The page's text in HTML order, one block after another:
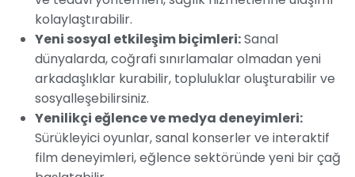
kolaylaştırabilir.
Yeni sosyal etkileşim biçimleri:Sanal
dünyalarda, coğrafi sınırlamalar olmadan yeni
arkadaşlıklar kurabilir, topluluklar oluşturabilir ve
sosyalleşebilirsiniz.
Yenilikçi eğlence ve medya deneyimleri:
Sürükleyici oyunlar, sanal konserler ve interaktif
film deneyimleri, eğlence sektöründe yeni bir çağ